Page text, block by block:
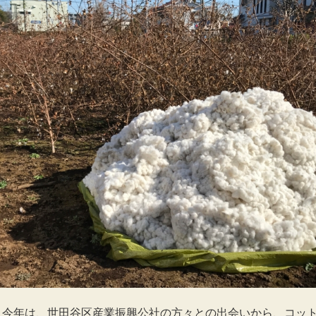
年は、世田谷区産業振興公社の方々との出会いから、コッ